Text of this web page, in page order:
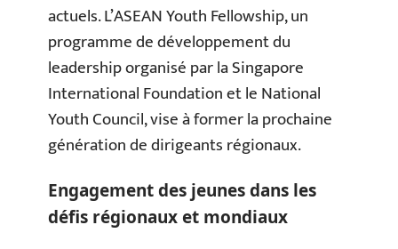
actuels. L’ASEAN Youth Fellowship, un
programme de développement du
leadership organisé par la Singapore
International Foundation et le National
Youth Council, vise à former la prochaine
génération de dirigeants régionaux.
Engagement des jeunes dans les
défis régionaux et mondiaux